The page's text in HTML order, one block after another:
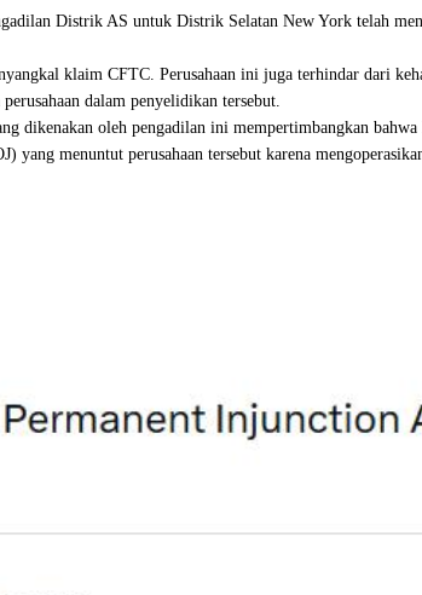
Distrik AS untuk Distrik Selatan New York telah
klaim CFTC. Perusahaan ini juga terhindar dari
dalam penyelidikan tersebut.
dikenakan oleh pengadilan ini mempertimbangkan
yang menuntut perusahaan tersebut karena